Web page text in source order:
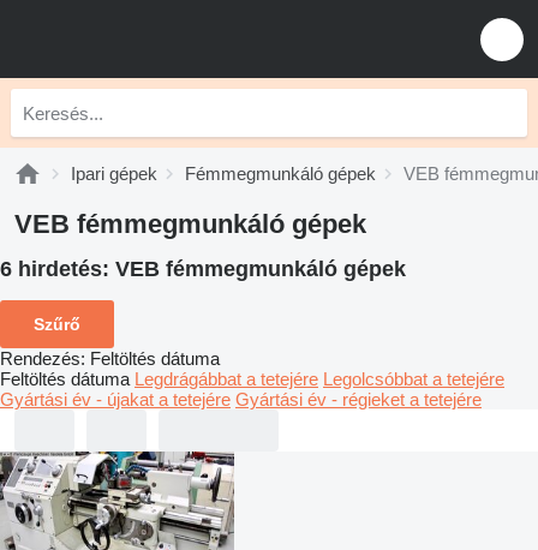
Ipari gépek Fémmegmunkáló gépek VEB
VEB fémmegmunkáló gépek
6 hirdetés: VEB fémmegmunkáló gépek
Szűrő
Rendezés: Feltöltés dátuma
Feltöltés dátuma Legdrágábbat a tetejére Legolcsóbbat a tetejére
Gyártási év - újakat a tetejére Gyártási év - régieket a tetejére